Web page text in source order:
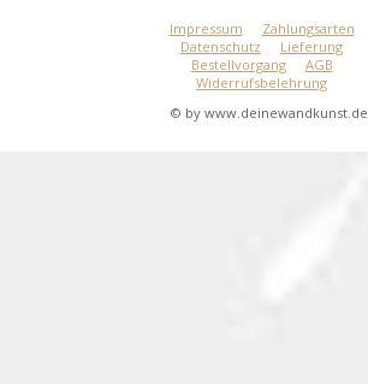
Impressum
Zahlungsarten
Datenschutz
Lieferung
Bestellvorgang
AGB
Widerrufsbelehrung
© by www.deinewandkunst.de